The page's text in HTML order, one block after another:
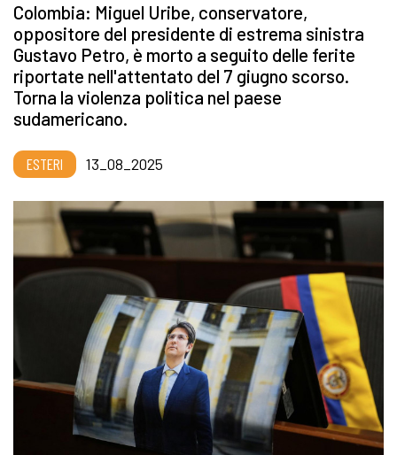
Colombia: Miguel Uribe, conservatore,
oppositore del presidente di estrema sinistra
Gustavo Petro, è morto a seguito delle ferite
riportate nell'attentato del 7 giugno scorso.
Torna la violenza politica nel paese
sudamericano.
ESTERI 13_08_2025